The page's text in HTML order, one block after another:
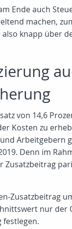
Ende auch
machen,
knapp über
von 14,6
Kosten zu
Denn im
Zusatzbeitrag
nur
festlegen.